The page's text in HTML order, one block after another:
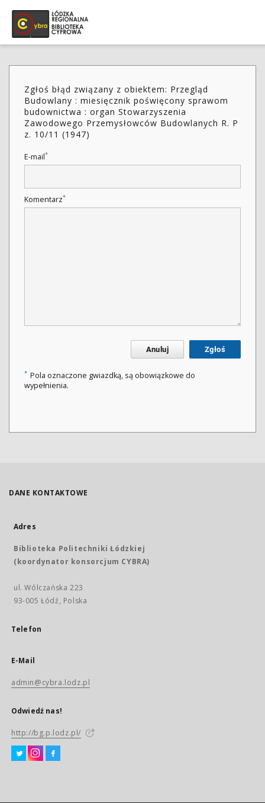
Zgłoś błąd związany z obiektem: Przegląd
Budowlany : miesięcznik poświęcony sprawom
budownictwa : organ Stowarzyszenia
Zawodowego Przemysłowców Budowlanych R. P
z. 10/11 (1947)
E-mail*
Komentarz*
Anuluj Zgłoś
* Pola oznaczone gwiazdką, są obowiązkowe do
wypełnienia.
DANE KONTAKTOWE
Adres
Biblioteka Politechniki Łódzkiej
(koordynator konsorcjum CYBRA)
ul. Wólczańska 223
93-005 Łódź, Polska
Telefon
E-Mail
admin@cybra.lodz.pl
Odwiedź nas!
http://bg.p.lodz.pl/